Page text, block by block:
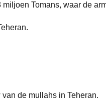
Tomans, waar de
de mullahs in Teheran.